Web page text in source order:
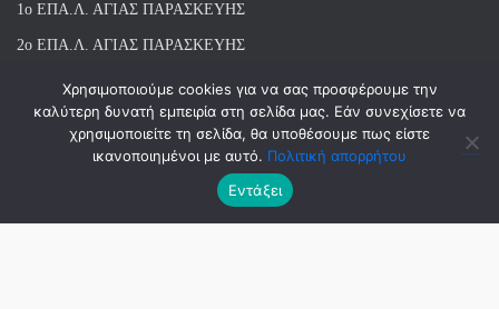
1ο ΕΠΑ.Λ. ΑΓΙΑΣ ΠΑΡΑΣΚΕΥΗΣ
2ο ΕΠΑ.Λ. ΑΓΙΑΣ ΠΑΡΑΣΚΕΥΗΣ
1ο Ε.Κ. ΑΓΙΑΣ ΠΑΡΑΣΚΕΥΗΣ
ΒΙΒΛΙΟΘΗΚΗ 1ου & 2ου ΕΠΑΛ ΑΓΙΑΣ ΠΑΡΑΣΚΕΥΗΣ
Hestia | Αναπτύχθηκε απόThemeIsle
Χρησιμοποιούμε cookies για να σας προσφέρουμε την
καλύτερη δυνατή εμπειρία στη σελίδα μας. Εάν συνεχίσετε να
χρησιμοποιείτε τη σελίδα, θα υποθέσουμε πως είστε
ικανοποιημένοι με αυτό. Πολιτική απορρήτου
Εντάξει